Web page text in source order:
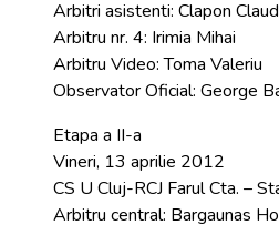
Arbitri asistenti: Clapon
Arbitru nr. 4: Irimia Mihai
Arbitru Video: Toma Valeriu
Observator Oficial: George
Etapa a II-a
Vineri, 13 aprilie 2012
CS U Cluj-RCJ Farul Cta. –
Arbitru central: Bargaunas